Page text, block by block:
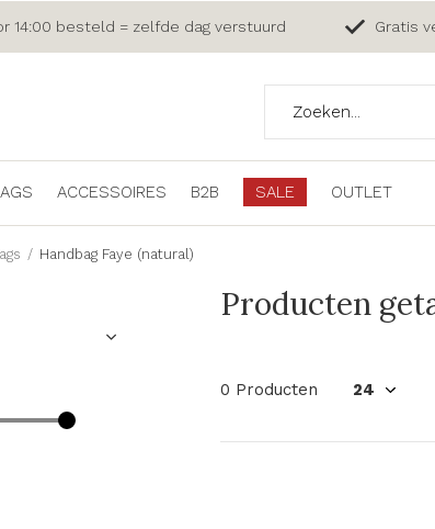
ACCESSOIRES B2B SALE OUTLET
14:00 besteld = zelfde dag verstuurd Gratis
Handbag Faye (natural)
Producten
0 Producten